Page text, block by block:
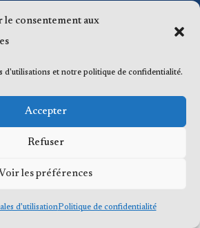
le consentement aux
d'utilisations et notre politique de confidentialité.
Accepter
Refuser
Voir les préférences
d’utilisationPolitique de confidentialité
Bérard, tous droits